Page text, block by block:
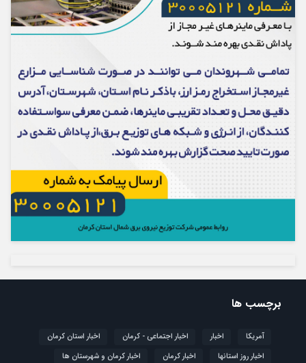
برچسب ها
آمریکا اخبار اخبار اجتماعی - کرمان
اخبار استان کرمان
اخبار روز استانها
اخبار کرمان
اخبار کرمان و شهرستان ها